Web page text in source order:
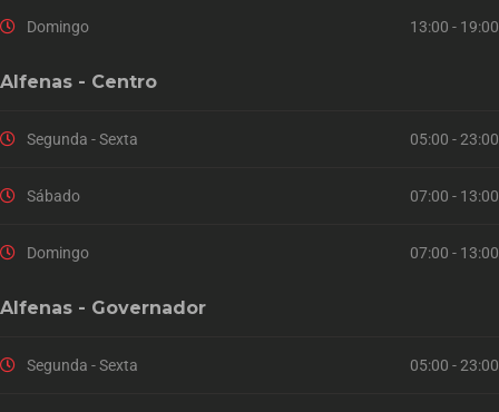
Domingo 13:00 - 19:00
Alfenas - Centro
Segunda - Sexta 05:00 - 23:00
Sábado 07:00 - 13:00
Domingo 07:00 - 13:00
Alfenas - Governador
Segunda - Sexta 05:00 - 23:00